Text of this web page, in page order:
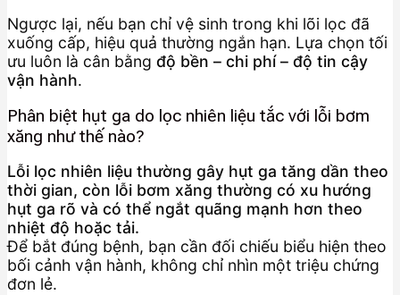
Ngược lại, nếu bạn chỉ vệ sinh trong khi lõi lọc đã
xuống cấp, hiệu quả thường ngắn hạn. Lựa chọn tối
ưu luôn là cân bằng độ bền – chi phí – độ tin cậy
vận hành.
Phân biệt hụt ga do lọc nhiên liệu tắc với lỗi bơm
xăng như thế nào?
Lỗi lọc nhiên liệu thường gây hụt ga tăng dần theo
thời gian, còn lỗi bơm xăng thường có xu hướng
hụt ga rõ và có thể ngắt quãng mạnh hơn theo
nhiệt độ hoặc tải.
Để bắt đúng bệnh, bạn cần đối chiếu biểu hiện theo
bối cảnh vận hành, không chỉ nhìn một triệu chứng
đơn lẻ.